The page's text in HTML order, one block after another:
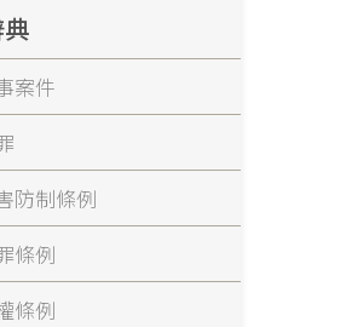
案件
防制條例
條例
條例